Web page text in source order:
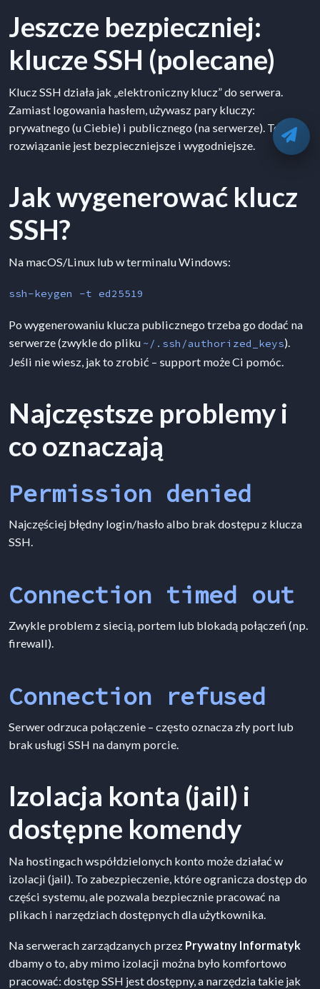
Jeszcze bezpieczniej:
klucze SSH (polecane)
Klucz SSH działa jak „elektroniczny klucz” do serwera.
Zamiast logowania hasłem, używasz pary kluczy:
prywatnego (u Ciebie) i publicznego (na serwerze). To
rozwiązanie jest bezpieczniejsze i wygodniejsze.
Jak wygenerować klucz
SSH?
Na macOS/Linux lub w terminalu Windows:
ssh-keygen -t ed25519
Po wygenerowaniu klucza publicznego trzeba go dodać na
serwerze (zwykle do pliku ~/.ssh/authorized_keys).
Jeśli nie wiesz, jak to zrobić – support może Ci pomóc.
Najczęstsze problemy i
co oznaczają
Permission denied
Najczęściej błędny login/hasło albo brak dostępu z klucza
SSH.
Connection timed out
Zwykle problem z siecią, portem lub blokadą połączeń (np.
firewall).
Connection refused
Serwer odrzuca połączenie – często oznacza zły port lub
brak usługi SSH na danym porcie.
Izolacja konta (jail) i
dostępne komendy
Na hostingach współdzielonych konto może działać w
izolacji (jail). To zabezpieczenie, które ogranicza dostęp do
części systemu, ale pozwala bezpiecznie pracować na
plikach i narzędziach dostępnych dla użytkownika.
Na serwerach zarządzanych przez Prywatny Informatyk
dbamy o to, aby mimo izolacji można było komfortowo
pracować: dostęp SSH jest dostępny, a narzędzia takie jak